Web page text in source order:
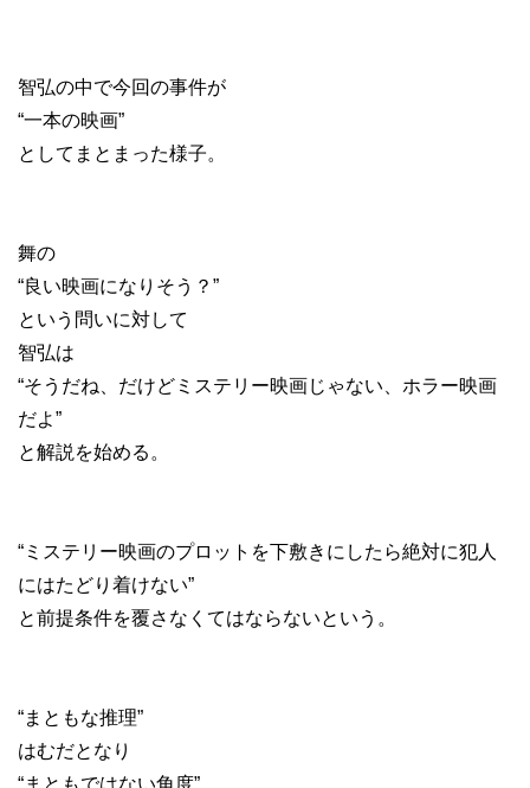
智弘の中で今回の事件が
“一本の映画”
としてまとまった様子。
舞の
“良い映画になりそう？”
という問いに対して
智弘は
“そうだね、だけどミステリー映画じゃない、ホラー映画
だよ”
と解説を始める。
“ミステリー映画のプロットを下敷きにしたら絶対に犯人
にはたどり着けない”
と前提条件を覆さなくてはならないという。
“まともな推理”
はむだとなり